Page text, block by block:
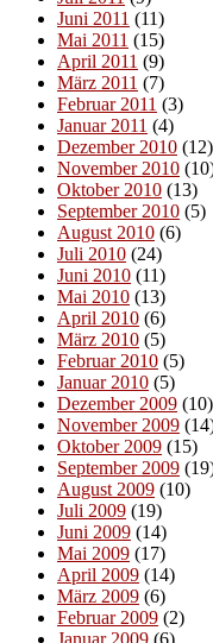
Juni 2011 (11)
Mai 2011 (15)
April 2011 (9)
März 2011 (7)
Februar 2011 (3)
Januar 2011 (4)
Dezember 2010 (12)
November 2010
Oktober 2010 (13)
September 2010 (5)
August 2010 (6)
Juli 2010 (24)
Juni 2010 (11)
Mai 2010 (13)
April 2010 (6)
März 2010 (5)
Februar 2010 (5)
Januar 2010 (5)
Dezember 2009 (10)
November 2009
Oktober 2009 (15)
September 2009
August 2009 (10)
Juli 2009 (19)
Juni 2009 (14)
Mai 2009 (17)
April 2009 (14)
März 2009 (6)
Februar 2009 (2)
Januar 2009 (6)